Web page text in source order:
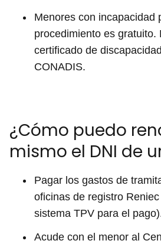
Menores con incapacidad
procedimiento es gratuito.
certificado de
CONADIS.
¿Cómo puedo
mismo el DNI de
Pagar los gastos de
oficinas de registro
sistema TPV para el
Acude con el menor al